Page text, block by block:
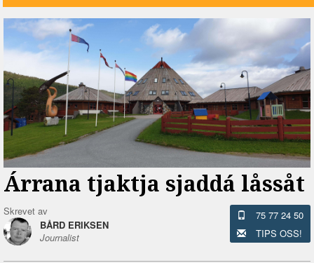
Árrana tjaktja sjaddá låssåt
Skrevet av
BÅRD ERIKSEN
Journalist
75 77 24 50
TIPS OSS!